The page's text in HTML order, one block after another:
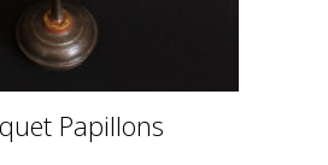
Papillons